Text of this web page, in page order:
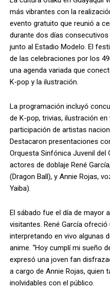
más vibrantes con la
evento gratuito que reunió a
durante dos días
junto al Estadio Modelo. El
de las celebraciones por los
una agenda variada que
K-pop y la ilustración.
La programación incluyó
de K-pop, trivias, ilustración
participación de artistas
Destacaron presentaciones
Orquesta Sinfónica Juvenil del
actores de doblaje René
(Dragon Ball), y Annie Rojas,
Yaiba).
El sábado fue el día de mayor
visitantes. René García
interpretando en vivo algunas
anime. “Hoy cumplí mi sueño
expresó una joven fan
a cargo de Annie Rojas,
inolvidables con el público.